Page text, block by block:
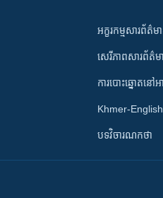
អក្ខរកម្មសារព័ត៌ម
សេរីភាពសារព័ត៌ម
ការបោះឆ្នោតនៅ
Khmer-English
បទវិចារណកថា